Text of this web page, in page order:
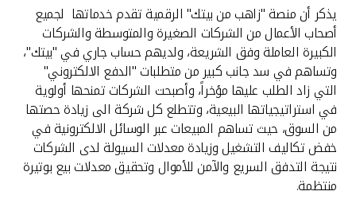
يذكر أن منصة "زاهب من بيتك" الرقمية تقدم خدماتها لجميع
أصحاب الأعمال من الشركات الصغيرة والمتوسطة والشركات
الكبيرة العاملة وفق الشريعة، ولديهم حساب جاري في "بيتك"،
وتساهم في سد جانب كبير من متطلبات "الدفع الالكتروني"
التي زاد الطلب عليها مؤخراً، وأصبحت الشركات تمنحها أولوية
في استراتيجياتها البيعية، وتتطلع كل شركة الى زيادة حصتها
من السوق، حيث تساهم المبيعات عبر الوسائل الالكترونية في
خفض تكاليف التشغيل وزيادة معدلات السيولة لدى الشركات
نتيجة التدفق السريع والآمن للأموال وتحقيق معدلات بيع بوتيرة
منتظمة.